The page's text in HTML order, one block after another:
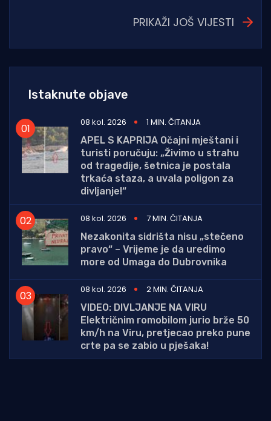
PRIKAŽI JOŠ VIJESTI
Istaknute objave
08 kol. 2026
1 MIN. ČITANJA
APEL S KAPRIJA Očajni mještani i
turisti poručuju: „Živimo u strahu
od tragedije, šetnica je postala
trkaća staza, a uvala poligon za
divljanje!“
08 kol. 2026
7 MIN. ČITANJA
Nezakonita sidrišta nisu „stečeno
pravo“ – Vrijeme je da uredimo
more od Umaga do Dubrovnika
08 kol. 2026
2 MIN. ČITANJA
VIDEO: DIVLJANJE NA VIRU
Električnim romobilom jurio brže 50
km/h na Viru, pretjecao preko pune
crte pa se zabio u pješaka!